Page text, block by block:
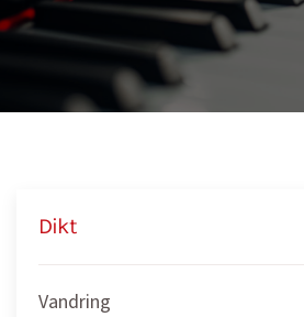
Dikt
Vandring